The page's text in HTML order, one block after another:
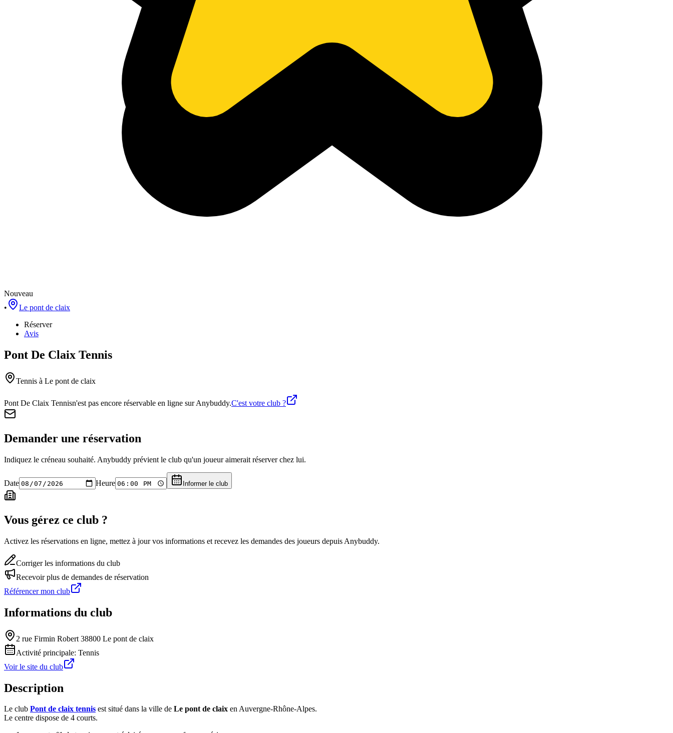
Nouveau
•
Le pont de claix
Réserver
Avis
Pont De Claix Tennis
Tennis à Le pont de claix
Pont De Claix Tennisn'est pas encore réservable en ligne sur Anybuddy.C'est votre club ?
Demander une réservation
Indiquez le créneau souhaité. Anybuddy prévient le club qu'un joueur aimerait réserver chez lui.
Date Heure Informer le club
Vous gérez ce club ?
Activez les réservations en ligne, mettez à jour vos informations et recevez les demandes des joueurs depuis Anybuddy.
Corriger les informations du club
Recevoir plus de demandes de réservation
Référencer mon club
Informations du club
2 rue Firmin Robert 38800 Le pont de claix
Activité principale: Tennis
Voir le site du club
Description
Le club Pont de claix tennis est situé dans la ville de Le pont de claix en Auvergne-Rhône-Alpes.
Le centre dispose de 4 courts.